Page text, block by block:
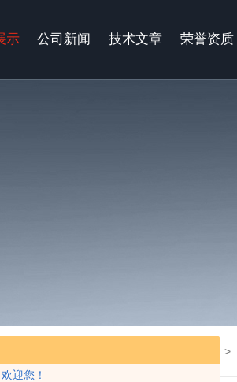
欢迎您！
示 公司新闻 技术文章 荣誉资质
>